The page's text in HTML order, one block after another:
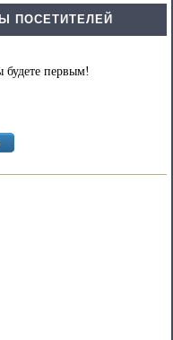
ПОСЕТИТЕЛЕЙ
будете первым!